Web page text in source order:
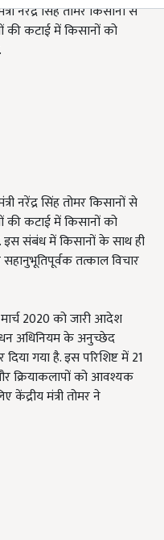
नरेंद्र सिंह तोमर किसानों से
की कटाई में किसानों को
नरेंद्र सिंह तोमर किसानों से
की कटाई में किसानों को
इस संबंध में किसानों के साथ ही
तत्काल विचार
मार्च 2020 को जारी आदेश
अधिनियम के अनुच्छेद
गया है. इस परिशिष्ट में 21
क्रियाकलापों को आवश्यक
मंत्री तोमर ने